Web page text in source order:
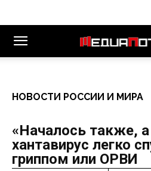
НОВОСТИ РОССИИ И МИРА
«Началось также,
хантавирус легко
гриппом или ОРВИ